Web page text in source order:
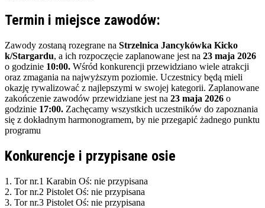
Termin i miejsce zawodów:
Zawody zostaną rozegrane na Strzelnica Jancykówka Kicko
k/Stargardu, a ich rozpoczęcie zaplanowane jest na 23 maja 2026
o godzinie 10:00. Wśród konkurencji przewidziano wiele atrakcji
oraz zmagania na najwyższym poziomie. Uczestnicy będą mieli
okazję rywalizować z najlepszymi w swojej kategorii. Zaplanowane
zakończenie zawodów przewidziane jest na 23 maja 2026 o
godzinie 17:00. Zachęcamy wszystkich uczestników do zapoznania
się z dokładnym harmonogramem, by nie przegapić żadnego punktu
programu
Konkurencje i przypisane osie
1. Tor nr.1 Karabin Oś: nie przypisana
2. Tor nr.2 Pistolet Oś: nie przypisana
3. Tor nr.3 Pistolet Oś: nie przypisana